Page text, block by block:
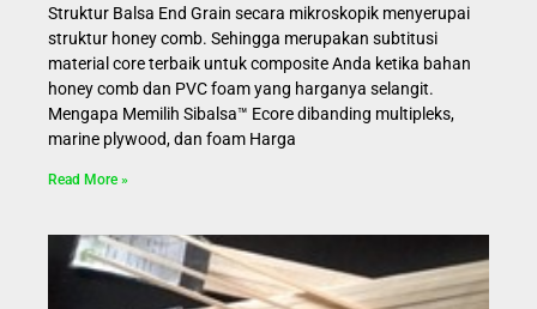
Struktur Balsa End Grain secara mikroskopik menyerupai
struktur honey comb. Sehingga merupakan subtitusi
material core terbaik untuk composite Anda ketika bahan
honey comb dan PVC foam yang harganya selangit.
Mengapa Memilih Sibalsa™ Ecore dibanding multipleks,
marine plywood, dan foam Harga
Read More »